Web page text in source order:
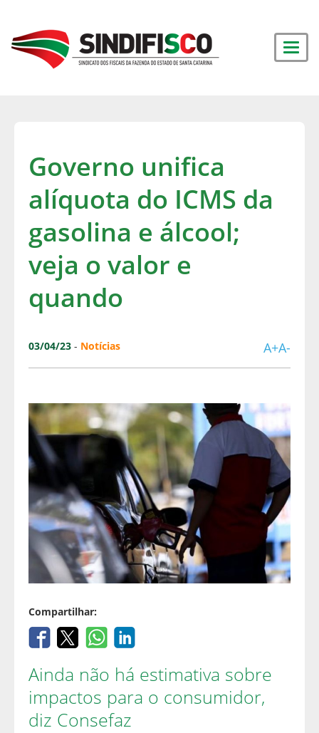
Governo unifica
alíquota do ICMS da
gasolina e álcool;
veja o valor e
quando
03/04/23 - Notícias A+A-
Compartilhar:
Ainda não há estimativa sobre
impactos para o consumidor,
diz Consefaz